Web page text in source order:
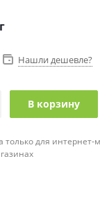
Нашли дешевле?
В корзину
только для интернет-